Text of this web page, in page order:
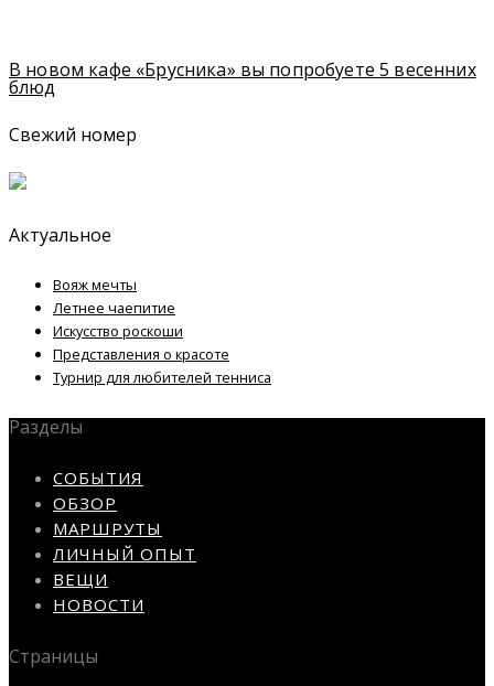
В новом кафе «Брусника» вы попробуете 5 весенних
блюд
Свежий номер
Актуальное
Вояж мечты
Летнее чаепитие
Искусство роскоши
Представления о красоте
Турнир для любителей тенниса
Разделы
СОБЫТИЯ
ОБЗОР
МАРШРУТЫ
ЛИЧНЫЙ ОПЫТ
ВЕЩИ
НОВОСТИ
Страницы